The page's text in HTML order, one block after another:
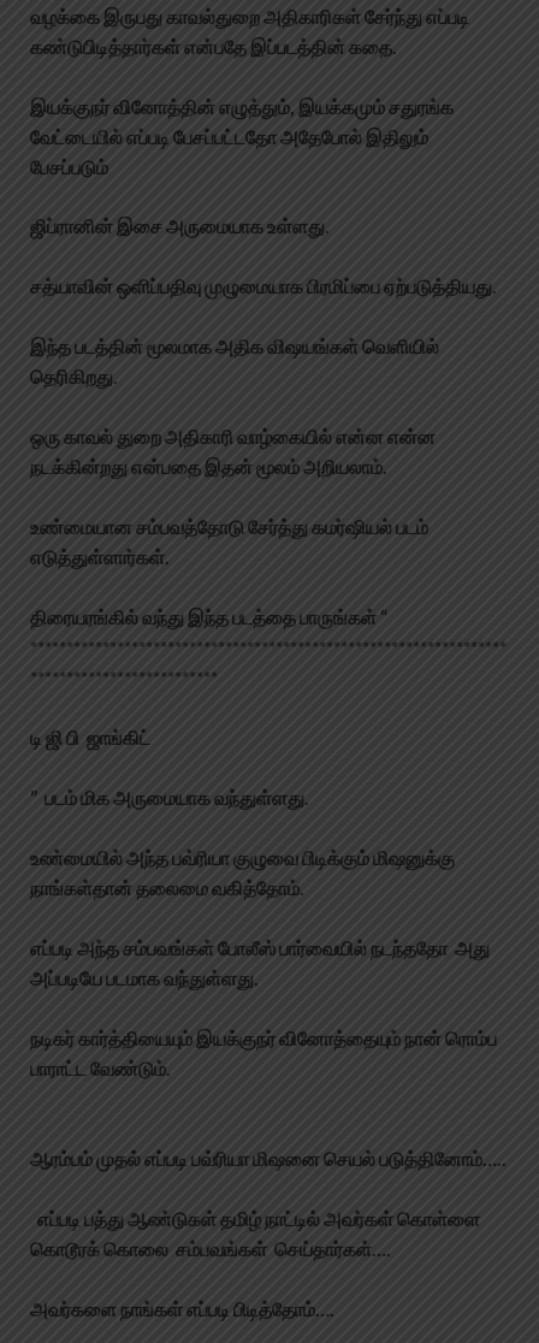
வழக்கை இருபது காவல்துறை அதிகாரிகள் சேர்ந்து எப்படி
கண்டுபிடித்தார்கள் என்பதே இப்படத்தின் கதை.
இயக்குநர் வினோத்தின் எழுத்தும், இயக்கமும் சதுரங்க
வேட்டையில் எப்படி பேசப்பட்டதோ அதேபோல் இதிலும்
பேசப்படும்
ஜிப்ரானின் இசை அருமையாக உள்ளது.
சத்யாவின் ஒளிப்பதிவு முழுமையாக பிரமிப்பை ஏற்படுத்தியது.
இந்த படத்தின் மூலமாக அதிக விஷயங்கள் வெளியில்
தெரிகிறது.
ஒரு காவல் துறை அதிகாரி வாழ்கையில் என்ன என்ன
நடக்கின்றது என்பதை இதன் மூலம் அறியலாம்.
உண்மையான சம்பவத்தோடு சேர்த்து கமர்ஷியல் படம்
எடுத்துள்ளார்கள்.
திரையரங்கில் வந்து இந்த படத்தை பாருங்கள் “
******************************************************************
**************************
டி ஜி பி ஜாங்கிட்
” படம் மிக அருமையாக வந்துள்ளது.
உண்மையில் அந்த பவ்ரியா குழுவை பிடிக்கும் மிஷனுக்கு
நாங்கள்தான் தலைமை வகித்தோம்.
எப்படி அந்த சம்பவங்கள் போலீஸ் பார்வையில் நடந்ததோ அது
அப்படியே படமாக வந்துள்ளது.
நடிகர் கார்த்தியையும் இயக்குநர் வினோத்தையும் நான் ரொம்ப
பாராட்ட வேண்டும்.
ஆரம்பம் முதல் எப்படி பவ்ரியா மிஷனை செயல் படுத்தினோம்…..
எப்படி பத்து ஆண்டுகள் தமிழ் நாட்டில் அவர்கள் கொள்ளை
கொடூரக் கொலை சம்பவங்கள் செய்தார்கள்….
அவர்களை நாங்கள் எப்படி பிடித்தோம்….